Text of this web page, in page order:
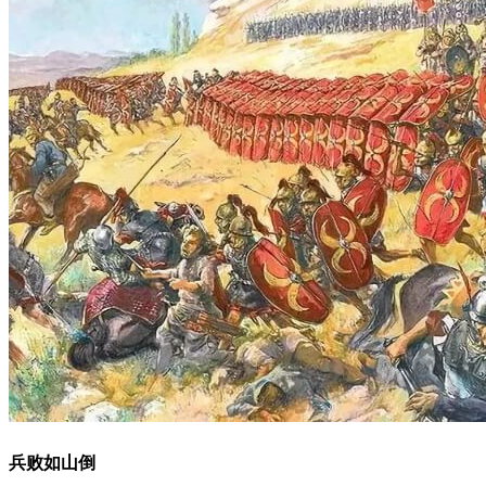
兵败如山倒